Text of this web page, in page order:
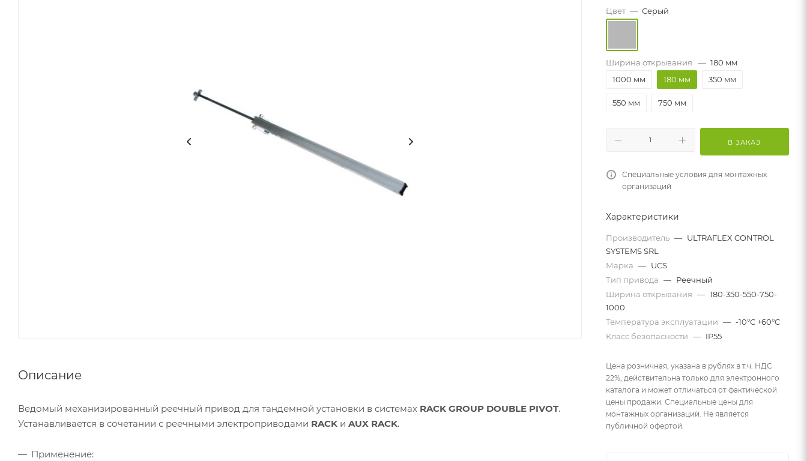
Описание
Ведомый механизированный реечный привод для тандемной установки в системах RACK GROUP DOUBLE PIVOT.
Устанавливается в сочетании с реечными электроприводами RACK и AUX RACK.
Применение:
Цвет — Серый
Ширина открывания — 180 мм
1000 мм
180 мм 350 мм
550 мм 750 мм
В ЗАКАЗ
Специальные условия для монтажных
организаций
Характеристики
Производитель — ULTRAFLEX CONTROL
SYSTEMS SRL
Марка — UCS
Тип привода — Реечный
Ширина открывания — 180-350-550-750-
1000
Температура эксплуатации — -10°С +60°С
Класс безопасности — IP55
Цена розничная, указана в рублях в т.ч. НДС
22%, действительна только для электронного
каталога и может отличаться от фактической
цены продажи. Специальные цены для
монтажных организаций. Не является
публичной офертой.